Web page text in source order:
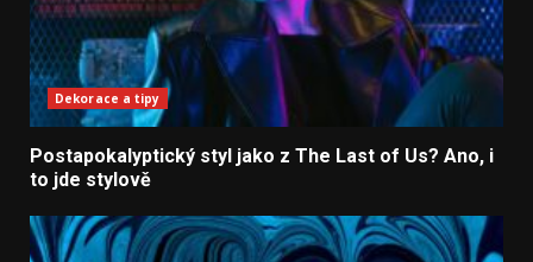
Dekorace a tipy
Postapokalyptický styl jako z The Last of Us? Ano, i
to jde stylově